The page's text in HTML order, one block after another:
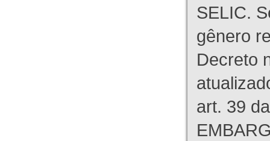
SELIC.
gênero
Decreto
art. 39